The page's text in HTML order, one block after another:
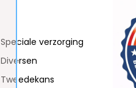
Speciale verzorging
Diversen
Tweedekans